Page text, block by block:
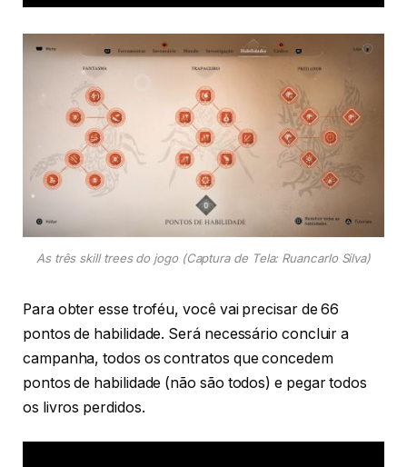
As três skill trees do jogo (Captura de Tela: Ruancarlo Silva)
Para obter esse troféu, você vai precisar de 66
pontos de habilidade. Será necessário concluir a
campanha, todos os contratos que concedem
pontos de habilidade (não são todos) e pegar todos
os livros perdidos.